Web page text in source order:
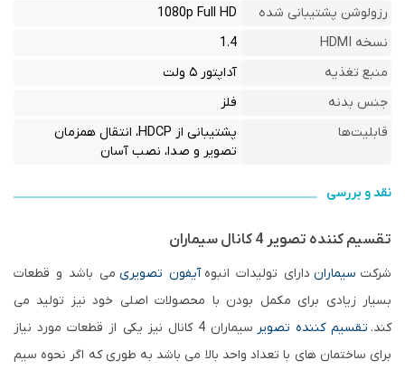
رزولوشن پشتیبانی شده
1080p Full HD
نسخه HDMI
1.4
منبع تغذیه
آداپتور ۵ ولت
جنس بدنه
فلز
قابلیت‌ها
پشتیبانی از HDCP، انتقال همزمان
تصویر و صدا، نصب آسان
نقد و بررسی
تقسیم کننده تصویر 4 کانال سیماران
شرکت سیماران دارای تولیدات انبوهآیفون تصویری می باشد و قطعات
بسیار زیادی برای مکمل بودن با محصولات اصلی خود نیز تولید می
کند. تقسیم کننده تصویر
سیماران 4 کانال نیز یکی از قطعات مورد نیاز
برای ساختمان های با تعداد واحد بالا می باشد به طوری که اگر نحوه سیم